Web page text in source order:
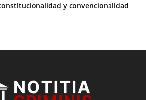
y convencionalidad